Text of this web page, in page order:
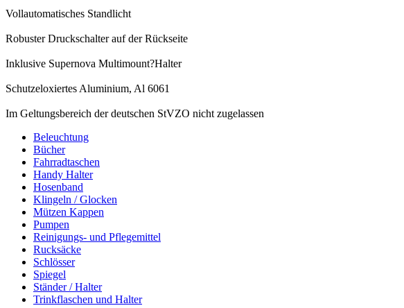
Vollautomatisches Standlicht
Robuster Druckschalter auf der Rückseite
Inklusive Supernova Multimount?Halter
Schutzeloxiertes Aluminium, Al 6061
Im Geltungsbereich der deutschen StVZO nicht zugelassen
Beleuchtung
Bücher
Fahrradtaschen
Handy Halter
Hosenband
Klingeln / Glocken
Mützen Kappen
Pumpen
Reinigungs- und Pflegemittel
Rucksäcke
Schlösser
Spiegel
Ständer / Halter
Trinkflaschen und Halter